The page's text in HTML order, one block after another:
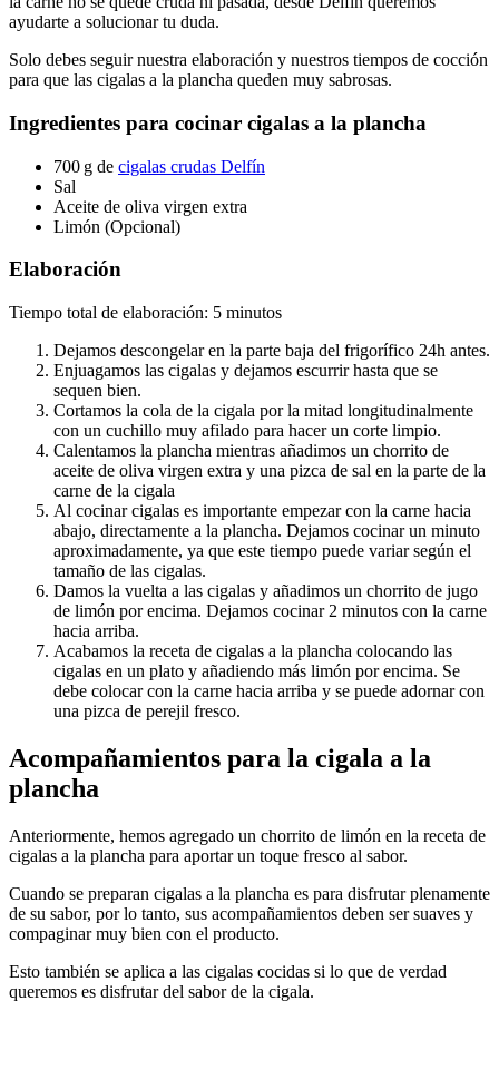
ayudarte a solucionar tu duda.
Solo debes seguir nuestra elaboración y nuestros tiempos de cocción
para que las cigalas a la plancha queden muy sabrosas.
Ingredientes para cocinar cigalas a la plancha
700 g de cigalas crudas Delfín
Sal
Aceite de oliva virgen extra
Limón (Opcional)
Elaboración
Tiempo total de elaboración: 5 minutos
Dejamos descongelar en la parte baja del frigorífico 24h antes.
Enjuagamos las cigalas y dejamos escurrir hasta que se
sequen bien.
Cortamos la cola de la cigala por la mitad longitudinalmente
con un cuchillo muy afilado para hacer un corte limpio.
Calentamos la plancha mientras añadimos un chorrito de
aceite de oliva virgen extra y una pizca de sal en la parte de la
carne de la cigala
Al cocinar cigalas es importante empezar con la carne hacia
abajo, directamente a la plancha. Dejamos cocinar un minuto
aproximadamente, ya que este tiempo puede variar según el
tamaño de las cigalas.
Damos la vuelta a las cigalas y añadimos un chorrito de jugo
de limón por encima. Dejamos cocinar 2 minutos con la carne
hacia arriba.
Acabamos la receta de cigalas a la plancha colocando las
cigalas en un plato y añadiendo más limón por encima. Se
debe colocar con la carne hacia arriba y se puede adornar con
una pizca de perejil fresco.
Acompañamientos para la cigala a la
plancha
Anteriormente, hemos agregado un chorrito de limón en la receta de
cigalas a la plancha para aportar un toque fresco al sabor.
Cuando se preparan cigalas a la plancha es para disfrutar plenamente
de su sabor, por lo tanto, sus acompañamientos deben ser suaves y
compaginar muy bien con el producto.
Esto también se aplica a las cigalas cocidas si lo que de verdad
queremos es disfrutar del sabor de la cigala.